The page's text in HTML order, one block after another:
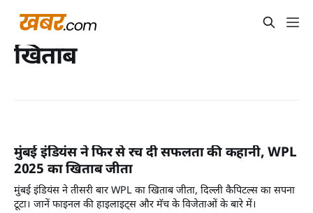
खिताब
मुंबई इंडियंस ने फिर से रच दी सफलता की कहानी, WPL
2025 का खिताब जीता
मुंबई इंडियंस ने तीसरी बार WPL का खिताब जीता, दिल्ली कैपिटल्स का सपना
टूटा। जानें फाइनल की हाइलाइट्स और मॅच के विजेताओं के बारे में।